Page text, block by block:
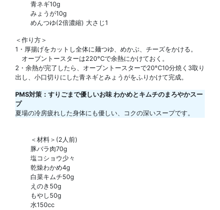
青ネギ10g
みょうが10g
めんつゆ(2倍濃縮) 大さじ1
＜作り方＞
1・厚揚げをカットし全体に麺つゆ、めかぶ、チーズをかける。
オーブントースターは220°Cで余熱にかけておく。
2・余熱が完了したら、オーブントースターで20°C10分焼く3取り
出し、小口切りにした青ネギとみょうがをふりかけて完成。
PMS対策：すりごまで優しいお味 わかめとキムチのまろやかスー
プ
夏場の冷房疲れした身体にも優しい、コクの深いスープです。
＜材料＞(2人前)
豚バラ肉70g
塩コショウ少々
乾燥わかめ4g
白菜キムチ50g
えのき50g
もやし50g
水150cc